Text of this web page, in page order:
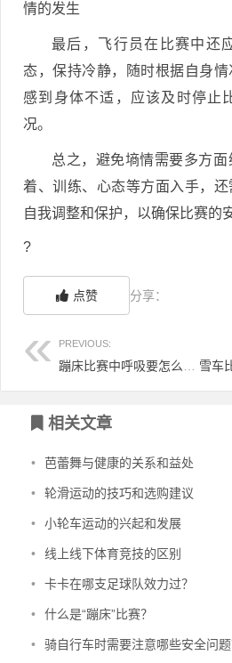
情的发生
最后，飞行员在比赛中还
态，保持冷静，随时根据自身
感到身体不适，应该及时停止
况。
总之，避免墒情需要多方
着、训练、心态等方面入手，
自我调整和保护，以确保比赛的
?
点赞 分享：
PREVIOUS:
相关文章
• 芭蕾舞与健康的关系和益处
• 轮滑运动的技巧和选购建议
• 小轮车运动的兴起和发展
• 线上线下体育竞技的区别
• 卡卡在哪支足球队效力过？
• 什么是“蹦床”比赛？
• 骑自行车时需要注意哪些安全问题